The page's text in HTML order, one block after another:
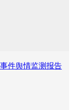
件舆情监测报告